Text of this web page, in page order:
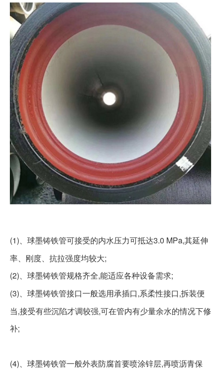
(1)、 球墨铸铁管可接受的内水压力可抵达3.0 MPa,其延伸
率、刚度、抗拉强度均较大;
(2)、
球墨铸铁管规格齐全,能适应各种设备需求;
(3)、
球墨铸铁管接口一般选用承插口,系柔性接口,拆装便
当,接受有些沉陷才调较强,可在管内有少量余水的情况下修
补;
(4)、 球墨铸铁管一般外表防腐首要喷涂锌层,再喷沥青保